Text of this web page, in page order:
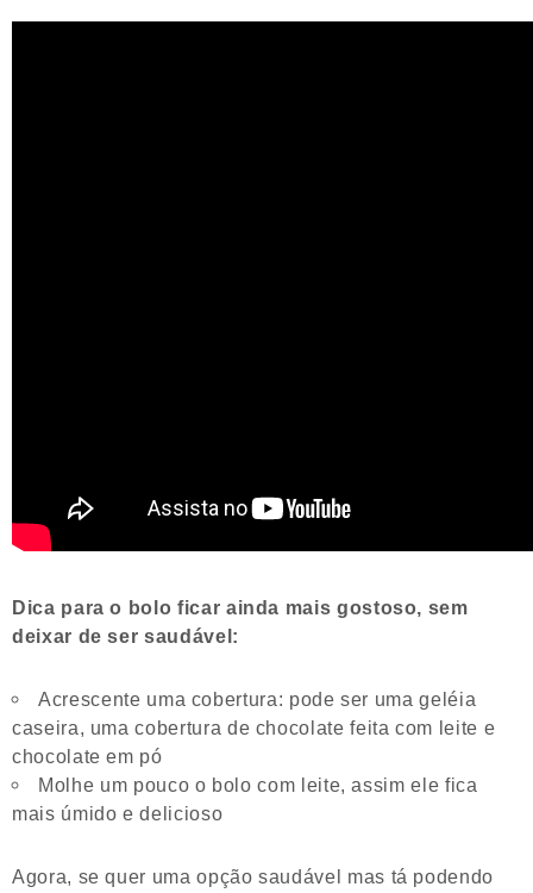
Dica para o bolo ficar ainda mais gostoso, sem
deixar de ser saudável:
Acrescente uma cobertura: pode ser uma geléia
caseira, uma cobertura de chocolate feita com leite e
chocolate em pó
Molhe um pouco o bolo com leite, assim ele fica
mais úmido e delicioso
Agora, se quer uma opção saudável mas tá podendo